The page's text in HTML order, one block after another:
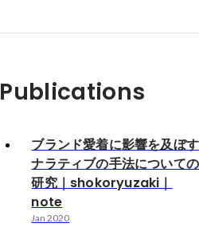
Publications
ブランド愛着に影響を及ぼす
ナラティブの手法についての
研究｜shokoryuzaki｜
note
Jan 2020